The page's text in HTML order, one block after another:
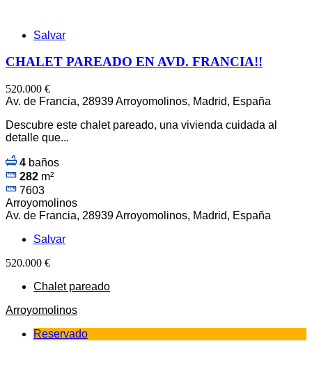
Salvar
CHALET PAREADO EN AVD. FRANCIA!!
520.000 €
Av. de Francia, 28939 Arroyomolinos, Madrid, España
Descubre este chalet pareado, una vivienda cuidada al
detalle que...
4 baños
282 m²
7603
Arroyomolinos
Av. de Francia, 28939 Arroyomolinos, Madrid, España
Salvar
520.000 €
Chalet pareado
Arroyomolinos
Reservado